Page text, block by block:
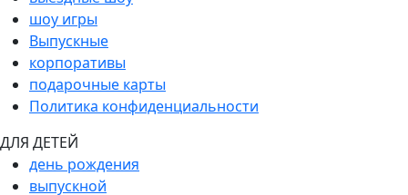
шоу игры
Выпускные
корпоративы
подарочные карты
Политика конфиденциальности
ДЛЯ ДЕТЕЙ
день рождения
выпускной